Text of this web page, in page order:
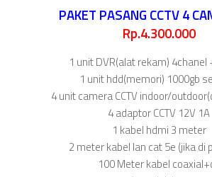
PAKET PASANG CCTV 4
Rp.4.300.000
1 unit DVR(alat rekam) 4chanel
1 unit hdd(memori) 1000gb
4 unit camera CCTV indoor/
4 adaptor CCTV 12V 1A
1 kabel hdmi 3 meter
2 meter kabel lan cat 5e (jika di
100 Meter kabel